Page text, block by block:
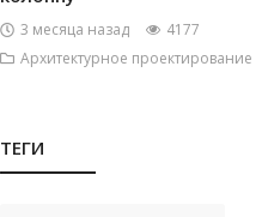
3 месяца назад
4177
Архитектурное проектирование
ТЕГИ